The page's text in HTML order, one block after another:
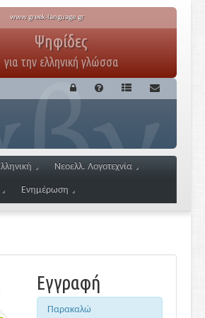
www.greek-language.gr
Ψηφίδες
για την ελληνική γλώσσα
Νεοελλ. Λογοτεχνία
Ενημέρωση
Εγγραφή
Παρακαλώ